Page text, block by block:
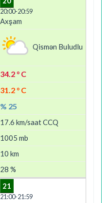
20:00-20:59
Axşam
Qismən Buludlu
34.2 ° C
31.2 ° C
% 25
17.6 km/saat CCQ
1005 mb
10 km
28 %
21
21:00-21:59